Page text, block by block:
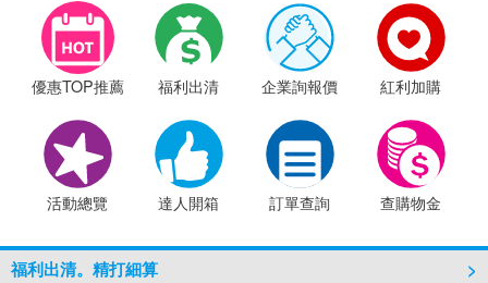
7/23~8/31【耳機喇叭】滿千折百 (最高折3百
【羅技商務系列】7/1~8/31 單筆訂單滿2千贈
【微星電競周邊】單筆訂單滿2千，送限量造
【行動電源】【充電器】滿$999折50(限折乙
EPSON指定款色帶6件9折
【0元機專案】EPSON標籤帶滿12捲，送
【iRocks、LEXMA】不限金額買就送滑鼠墊
【無線網路Wi-Fi 7】超越速度極限，全新網
優惠TOP推薦 福利出清 企業詢報價 紅利加購
活動總覽 達人開箱 訂單查詢 查購物金
福利出清。精打細算